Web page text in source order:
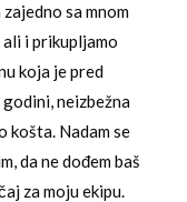
sa mnom
i prikupljamo
koja je pred
neizbežna
košta. Nadam se
da ne dođem baš
za moju ekipu.